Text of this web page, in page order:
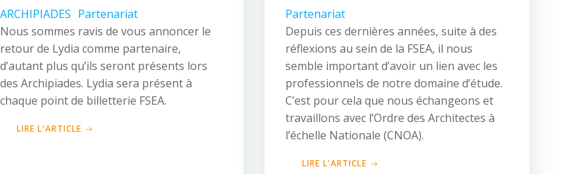
ARCHIPIADES Partenariat
Nous sommes ravis de vous annoncer le
retour de Lydia comme partenaire,
d’autant plus qu’ils seront présents lors
des Archipiades. Lydia sera présent à
chaque point de billetterie FSEA.
LIRE L'ARTICLE
Partenariat
Depuis ces dernières années, suite à des
réflexions au sein de la FSEA, il nous
semble important d’avoir un lien avec les
professionnels de notre domaine d’étude.
C’est pour cela que nous échangeons et
travaillons avec l’Ordre des Architectes à
l’échelle Nationale (CNOA).
LIRE L'ARTICLE